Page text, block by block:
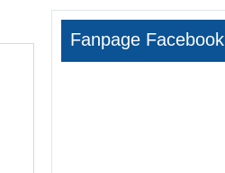
Fanpage Facebook